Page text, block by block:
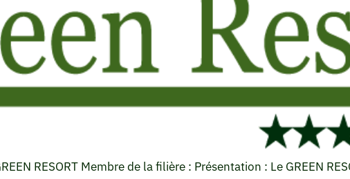
RESORT Membre de la filière : Présentation : Le GREEN